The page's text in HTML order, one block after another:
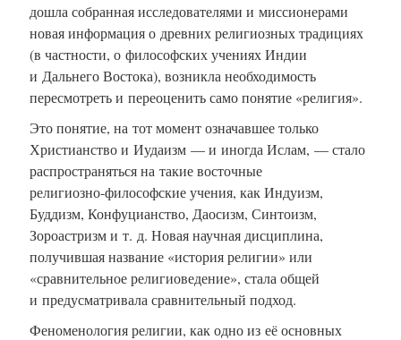
дошла собранная исследователями и миссионерами
новая информация о древних религиозных традициях
(в частности, о философских учениях Индии
и Дальнего Востока), возникла необходимость
пересмотреть и переоценить само понятие «религия».
Это понятие, на тот момент означавшее только
Христианство и Иудаизм — и иногда Ислам, — стало
распространяться на такие восточные
религиозно-философскиеучения, как Индуизм,
Буддизм, Конфуцианство, Даосизм, Синтоизм,
Зороастризм и т. д. Новая научная дисциплина,
получившая название «история религии» или
«сравнительное религиоведение», стала общей
и предусматривала сравнительный подход.
Феноменология религии, как одно из её основных